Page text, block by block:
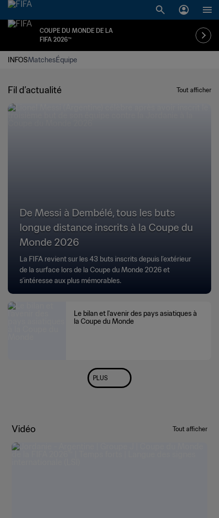
COUPE DU MONDE DE LA
FIFA 2026™
INFOSMatchesÉquipe
Fil d’actualité Tout afficher
De Messi à Dembélé, tous les buts
longue distance inscrits à la Coupe du
Monde 2026
La FIFA revient sur les 43 buts inscrits depuis l’extérieur
de la surface lors de la Coupe du Monde 2026 et
s’intéresse aux plus mémorables.
Le bilan et l'avenir des pays asiatiques à
la Coupe du Monde
PLUS
Vidéo Tout afficher